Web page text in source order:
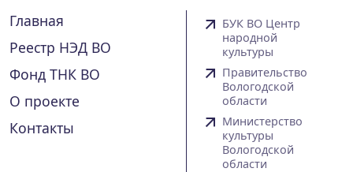
Главная
Реестр НЭД ВО
Фонд ТНК ВО
О проекте
Контакты
БУК ВО Центр
народной
культуры
Правительство
Вологодской
области
Министерство
культуры
Вологодской
области